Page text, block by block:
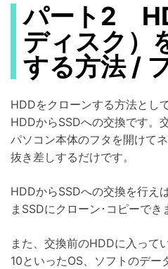
パート2
ディスク）
する方法 /
HDDをクローンする方法とし
HDDからSSDへの交換です。
パソコン本体のフタを開けて
抜き差しするだけです。
HDDからSSDへの交換を行え
まSSDにクローン･コピーでき
また、交換前のHDDに入っ
10といったOS、ソフトのデー